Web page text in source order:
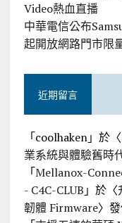
Video熱血直播
中華電信公布
起開放網路門市限
近期留言
「coolhaken」於〈
業系統與體驗舊時
「Mellanox-
- C4C-CLUB 」於〈
韌體 Firmware〉